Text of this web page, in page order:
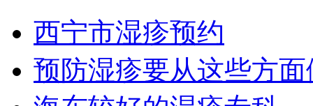
西宁市湿疹预约
预防湿疹要从这些方面